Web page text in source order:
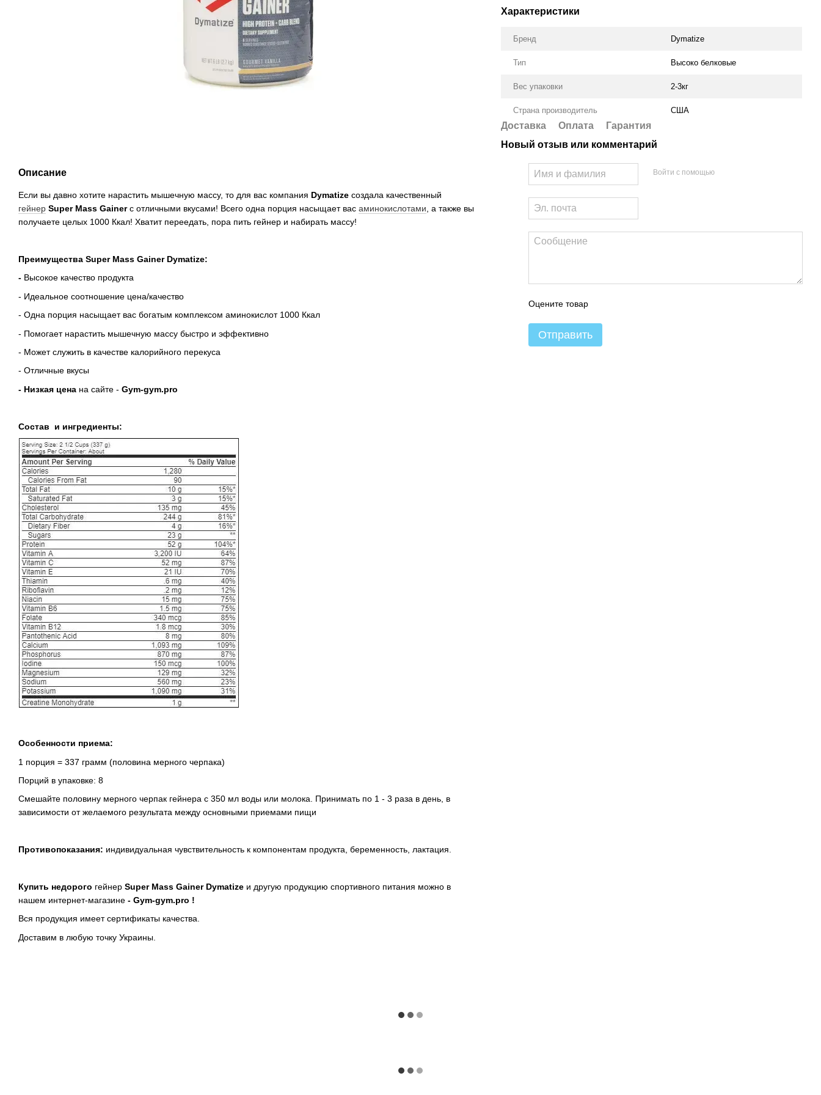
Описание
Если вы давно хотите нарастить мышечную массу, то для вас компания Dymatize создала качественный
гейнер Super Mass Gainerс отличными вкусами! Всего одна порция насыщает вас аминокислотами, а также вы
получаете целых 1000 Ккал! Хватит переедать, пора пить гейнер и набирать массу!
Преимущества Super Mass Gainer Dymatize:
- Высокое качество продукта
- Идеальное соотношение цена/качество
- Одна порция насыщает вас богатым комплексом аминокислот 1000 Ккал
- Помогает нарастить мышечную массу быстро и эффективно
- Может служить в качестве калорийного перекуса
- Отличные вкусы
- Низкая цена на сайте - Gym-gym.pro
Состав и ингредиенты:
Особенности приема:
1 порция = 337 грамм (половина мерного черпака)
Порций в упаковке: 8
Смешайте половину мерного черпак гейнера с 350 мл воды или молока. Принимать по 1 - 3 раза в день, в
зависимости от желаемого результата между основными приемами пищи
Противопоказания: индивидуальная чувствительность к компонентам продукта, беременность, лактация.
Купить недорого гейнер Super Mass Gainer Dymatize и другую продукцию спортивного питания можно в
нашем интернет-магазине - Gym-gym.pro !
Вся продукция имеет сертификаты качества.
Доставим в любую точку Украины.
Характеристики
Бренд Dymatize
Тип Высоко белковые
Вес упаковки 2-3кг
Страна производитель США
Доставка Оплата
Гарантия
Новый отзыв или комментарий
Войти с помощью
Оцените товар
Отправить